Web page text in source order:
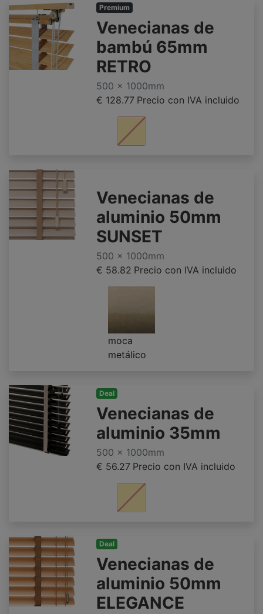
Premium
Venecianas de
bambú 65mm
RETRO
500 x 1000mm
€ 128.77 Precio con IVA incluido
Venecianas de
aluminio 50mm
SUNSET
500 x 1000mm
€ 58.82 Precio con IVA incluido
moca
metálico
Deal
Venecianas de
aluminio 35mm
500 x 1000mm
€ 56.27 Precio con IVA incluido
Deal
Venecianas de
aluminio 50mm
ELEGANCE